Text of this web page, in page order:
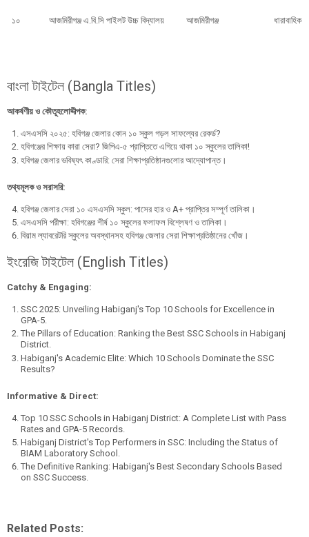
১০ আজমিরীগঞ্জ এ.বি.সি পাইলট উচ্চ বিদ্যালয় আজমিরীগঞ্জ ধারাবাহিক
বাংলা টাইটেল (Bangla Titles)
আকর্ষণীয় ও কৌতূহলোদ্দীপক:
​এসএসসি ২০২৫: হবিগঞ্জ জেলার কোন ১০ স্কুল গড়ল সাফল্যের রেকর্ড?
​হবিগঞ্জের শিক্ষায় কারা সেরা? জিপিএ-৫ প্রাপ্তিতে এগিয়ে থাকা ১০ স্কুলের তালিকা!
​হবিগঞ্জ জেলার ভবিষ্যৎ কাণ্ডারি: সেরা শিক্ষাপ্রতিষ্ঠানগুলোর আদ্যোপান্ত।
তথ্যমূলক ও সরাসরি:
​হবিগঞ্জ জেলার সেরা ১০ এসএসসি স্কুল: পাসের হার ও A+ প্রাপ্তির সম্পূর্ণ তালিকা।
​এসএসসি পরীক্ষা: হবিগঞ্জের শীর্ষ ১০ স্কুলের ফলাফল বিশ্লেষণ ও তালিকা।
​বিয়াম ল্যাবরেটরি স্কুলের অবস্থানসহ হবিগঞ্জ জেলার সেরা শিক্ষাপ্রতিষ্ঠানের খোঁজ।
​ইংরেজি টাইটেল (English Titles)
Catchy & Engaging:
​SSC 2025: Unveiling Habiganj's Top 10 Schools for Excellence in
GPA-5.
​The Pillars of Education: Ranking the Best SSC Schools in Habiganj
District.
​Habiganj's Academic Elite: Which 10 Schools Dominate the SSC
Results?
Informative & Direct:
​Top 10 SSC Schools in Habiganj District: A Complete List with Pass
Rates and GPA-5 Records.
​Habiganj District's Top Performers in SSC: Including the Status of
BIAM Laboratory School.
​The Definitive Ranking: Habiganj's Best Secondary Schools Based
on SSC Success.
Related Posts: